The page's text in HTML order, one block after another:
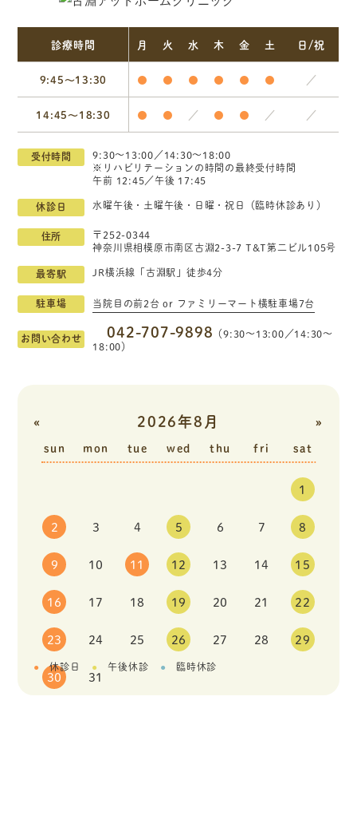
診療時間 月 火 水 木 金 土 日/祝
9:45〜13:30 ● ● ● ● ● ● ／
14:45〜18:30 ● ● ／ ● ● ／ ／
受付時間
9:30〜13:00／14:30〜18:00
※リハビリテーションの時間の最終受付時間
午前 12:45／午後 17:45
休診日 水曜午後・土曜午後・日曜・祝日（臨時休診あり）
住所
〒252-0344
神奈川県相模原市南区古淵2-3-7 T&T第二ビル105号
最寄駅 JR横浜線「古淵駅」徒歩4分
駐車場 当院目の前2台 or ファミリーマート横駐車場7台
お問い合わせ 042-707-9898 （9:30〜13:00／14:30〜
18:00）
« 2026年8月 »
sun mon tue wed thu fri sat
1
2 3 4 5 6 7 8
9 10 11 12 13 14 15
16 17 18 19 20 21 22
23 24 25 26 27 28 29
30 31
休診日 午後休診 臨時休診